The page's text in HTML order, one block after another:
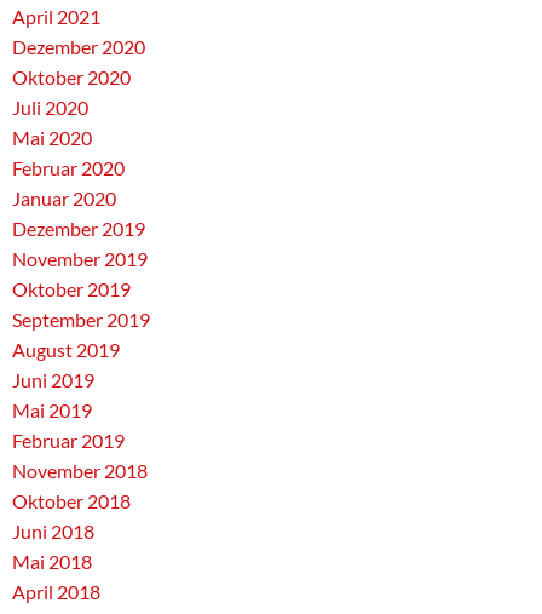
April 2021
Dezember 2020
Oktober 2020
Juli 2020
Mai 2020
Februar 2020
Januar 2020
Dezember 2019
November 2019
Oktober 2019
September 2019
August 2019
Juni 2019
Mai 2019
Februar 2019
November 2018
Oktober 2018
Juni 2018
Mai 2018
April 2018